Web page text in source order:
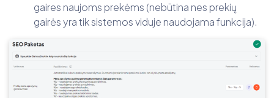
gaires naujoms prekėms (nebūtina nes prekių
gairės yra tik sistemos viduje naudojama funkcija).